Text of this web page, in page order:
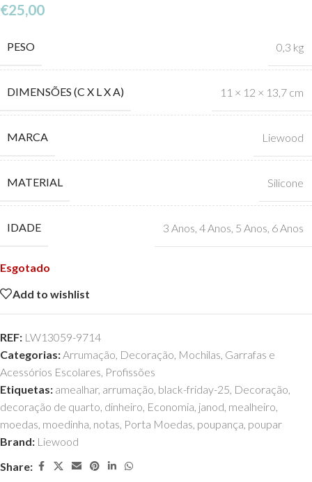
€25,00
PESO 0,3 kg
DIMENSÕES (C X L X A) 11 × 12 × 13,7 cm
MARCA Liewood
MATERIAL Silicone
IDADE 3 Anos 4 Anos 5 Anos 6 Anos
Esgotado
Add to wishlist
REF: LW13059-9714
Categorias:Arrumação, Decoração, Mochilas, Garrafas e
Acessórios Escolares, Profissões
Etiquetas: amealhar, arrumação, black-friday-25, Decoração,
decoração de quarto, dinheiro, Economia, janod, mealheiro,
moedas, moedinha, notas, Porta Moedas, poupança, poupar
Brand: Liewood
Share: